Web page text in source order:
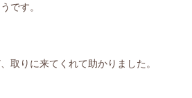
です。
取りに来てくれて助かりました。